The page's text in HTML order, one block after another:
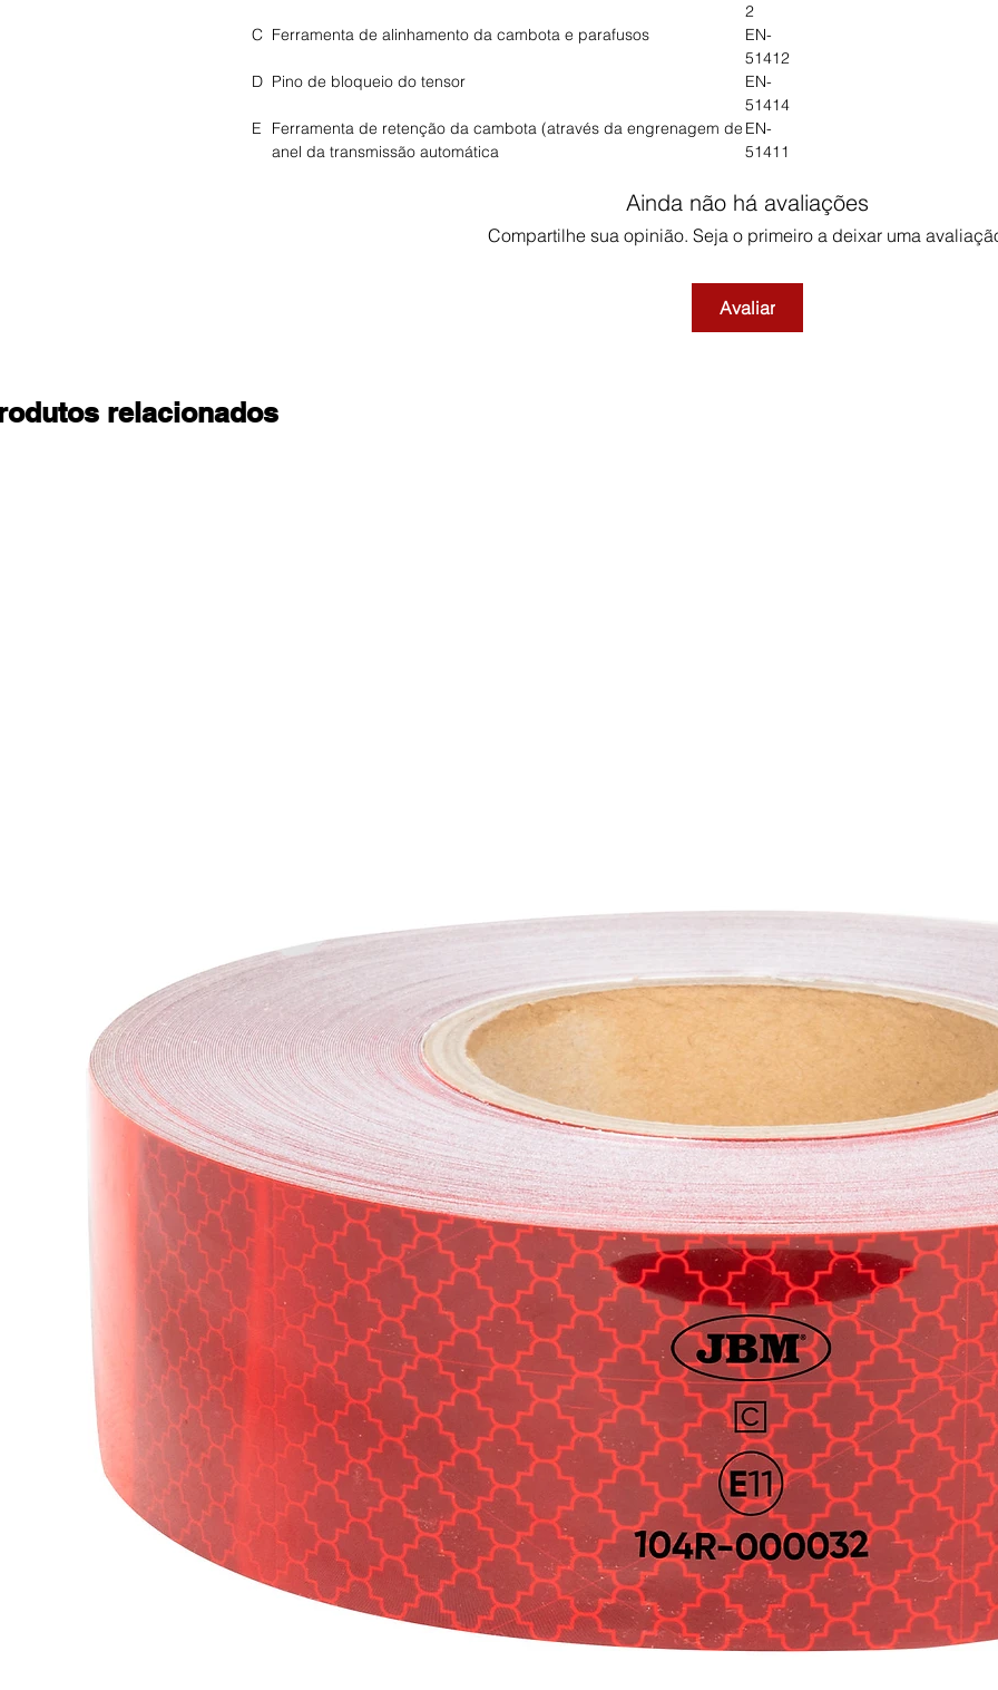
2
C Ferramenta de alinhamento da cambota e parafusos
EN-
51412
D Pino de bloqueio do tensor
EN-
51414
E
Ferramenta de retenção da cambota (através da engrenagem de
anel da transmissão automática
EN-
51411
Ainda não há avaliações
Compartilhe sua opinião. Seja o primeiro a deixar uma
Avaliar
relacionados